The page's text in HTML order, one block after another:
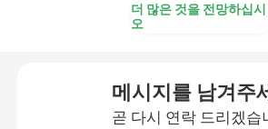
더 많은 것을 전망하십시
오
메시지를 남겨주
곧 다시 연락 드리겠습